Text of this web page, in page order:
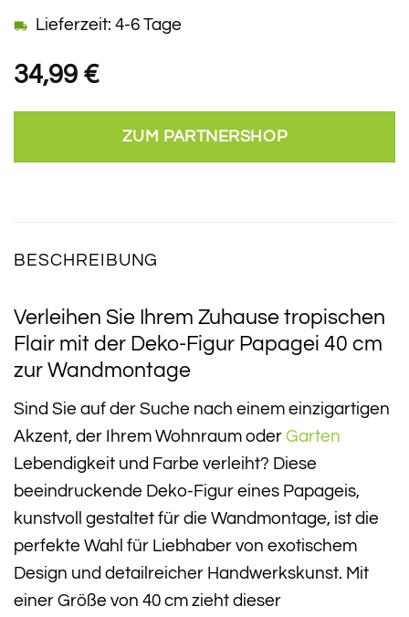
34,99 €
Lieferzeit: 4-6 Tage
ZUM PARTNERSHOP
BESCHREIBUNG
Verleihen Sie Ihrem Zuhause tropischen
Flair mit der Deko-Figur Papagei 40 cm
zur Wandmontage
Sind Sie auf der Suche nach einem einzigartigen
Akzent, der Ihrem Wohnraum oder Garten
Lebendigkeit und Farbe verleiht? Diese
beeindruckende Deko-Figur eines Papageis,
kunstvoll gestaltet für die Wandmontage, ist die
perfekte Wahl für Liebhaber von exotischem
Design und detailreicher Handwerkskunst. Mit
einer Größe von 40 cm zieht dieser